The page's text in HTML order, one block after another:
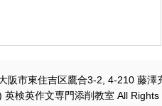
市東住吉区鷹合3-2, 4-210 藤澤
英検英作文専門添削教室 All Rights